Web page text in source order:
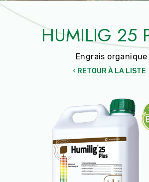
HUMILIG 25
Engrais organique
RETOUR À LA LISTE